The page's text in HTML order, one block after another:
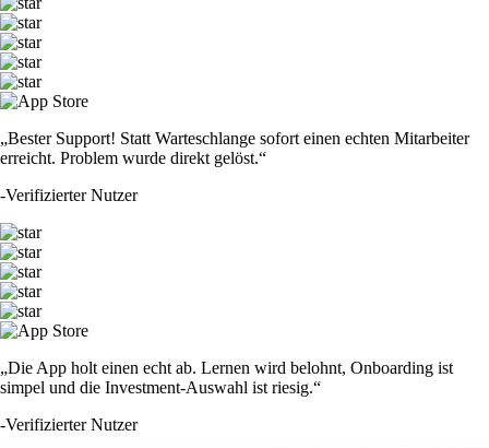
„Bester Support! Statt Warteschlange sofort einen echten Mitarbeiter
erreicht. Problem wurde direkt gelöst.“
-Verifizierter Nutzer
„Die App holt einen echt ab. Lernen wird belohnt, Onboarding ist
simpel und die Investment-Auswahl ist riesig.“
-Verifizierter Nutzer